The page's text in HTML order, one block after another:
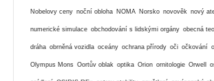
Nobelovy ceny noční obloha NOMA Norsko novověk nový
numerické simulace obchodování s lidskými orgány obecná
dráha obrněná vozidla oceány ochrana přírody oči očkování
Olympus Mons Oortův oblak optika Orion ornitologie Orwell